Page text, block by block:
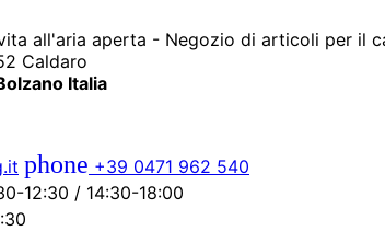
all'aria aperta - Negozio di articoli per il
Caldaro
Italia
phone +39 0471 962 540
12:30 / 14:30-18:00